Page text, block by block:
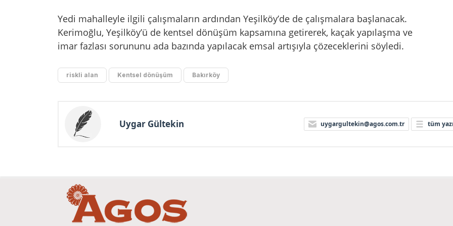
Yedi mahalleyle ilgili çalışmaların ardından Yeşilköy’de de çalışmalara başlanacak.
Kerimoğlu, Yeşilköy’ü de kentsel dönüşüm kapsamına getirerek, kaçak yapılaşma ve
imar fazlası sorununu ada bazında yapılacak emsal artışıyla çözeceklerini söyledi.
riskli alan Kentsel dönüşüm Bakırköy
Uygar Gültekin uygargultekin@agos.com.tr tüm